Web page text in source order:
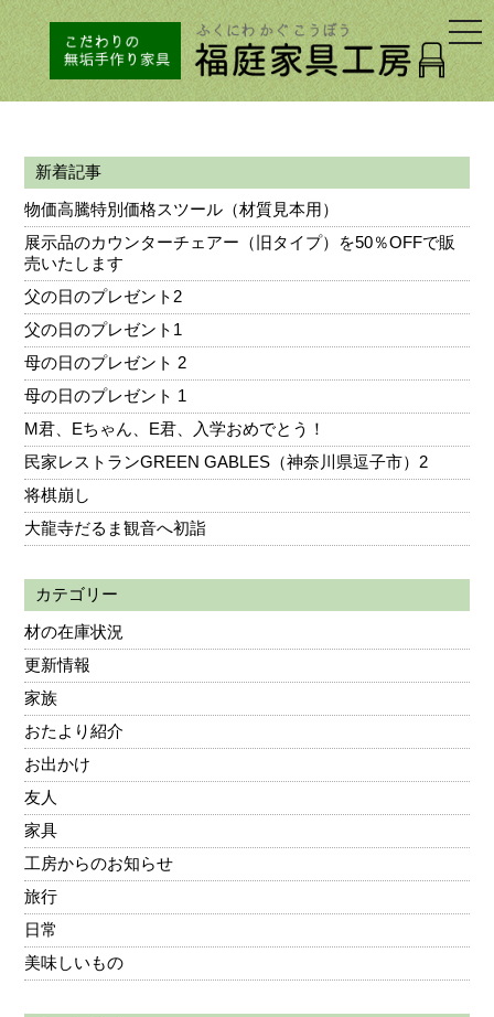
新着記事
物価高騰特別価格スツール（材質見本用）
展示品のカウンターチェアー（旧タイプ）を50％OFFで販
売いたします
父の日のプレゼント2
父の日のプレゼント1
母の日のプレゼント 2
母の日のプレゼント 1
M君、Eちゃん、E君、入学おめでとう！
民家レストランGREEN GABLES（神奈川県逗子市）2
将棋崩し
大龍寺だるま観音へ初詣
カテゴリー
材の在庫状況
更新情報
家族
おたより紹介
お出かけ
友人
家具
工房からのお知らせ
旅行
日常
美味しいもの